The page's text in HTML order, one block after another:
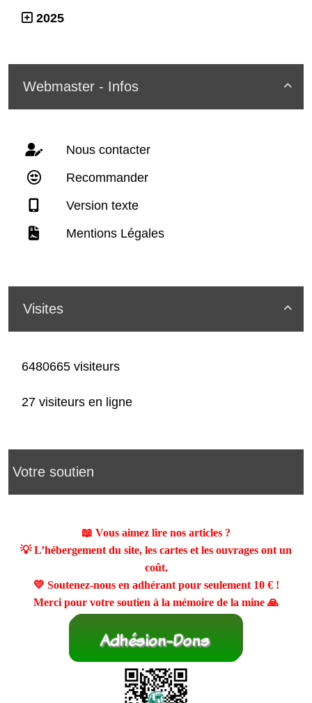
2025

Webmaster - Infos
Nous contacter
Recommander
Version texte
Mentions Légales

Visites
6480665 visiteurs
27 visiteurs en ligne
Votre soutien
📖 Vous aimez lire nos articles ?
💡 L’hébergement du site, les cartes et les ouvrages ont un
coût.
💛 Soutenez-nous en adhérant pour seulement 10 €!
Merci pour votre soutien à la mémoire de la mine 🙏